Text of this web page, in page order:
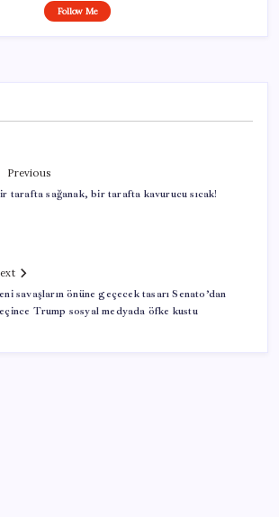
Follow Me
Previous
tarafta sağanak, bir tarafta kavurucu sıcak!
savaşların önüne geçecek tasarı Senato’dan
Trump sosyal medyada öfke kustu